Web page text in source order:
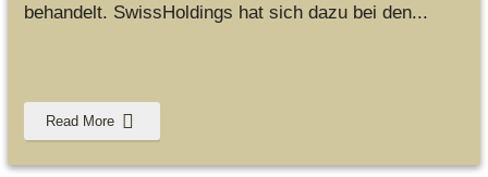
behandelt. SwissHoldings hat sich dazu bei den...
Read More